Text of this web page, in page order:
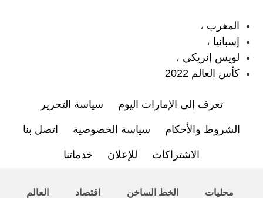
المغرب ،
إسبانيا ،
لويس إنريكي ،
كأس العالم 2022
تعرف إلى الإمارات اليوم سياسة التحرير
الشروط والأحكام سياسة الخصوصية اتصل بنا
الاشتراكات للإعلان خدماتنا
محليات الخط الساخن اقتصاد العالم